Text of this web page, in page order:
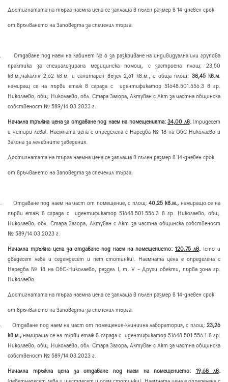
Достигнатата на търга наемна цена се заплаща в пълен размер в 14-дневен срок
от връчването на Заповедта за спечелил търга.
Отдаване под наем на кабинет № 6 за разкриване на индивидуална или групова
практика за специализирана медицинска помощ, с застроена площ: 23,50
кв.м.,чакалня 2,62 кв.м, и санитарен възел 2,61 кв.м., с обща площ: 38,45 кв.м.
намиращ се на първи етаж в сграда с идентификатор 51648.501.556.3 в гр.
Николаево, общ. Николаево, обл. Стара Загора, Актуван с Акт за частна общинска
собственост № 589/14.03.2023 г.
Начална тръжна цена за отдаване под наем на помещенията:34,00 лв.(тридесет
и четири лева). Наемната цена е определена с Наредба № 18 на ОбС-Николаево и
Закона за лечебните заведения.
Достигнатата на търга наемна цена се заплаща в пълен размер в 14-дневен срок
от връчването на Заповедта за спечелил търга.
Отдаване под наем на част от помещение, с площ:40,25 кв.м., намиращо се на
първи етаж в сграда с идентификатор 51648.501.556.3 в гр. Николаево, общ.
Николаево, обл. Стара Загора, Актуван с Акт за частна общинска собственост
№ 589/14.03.2023 г.
Начална тръжна цена за отдаване под наем на помещението: 120,75 лв. (сто и
двадесет лева и седемдесет и пет стотинки). Наемната цена е определена с
Наредба № 18 на ОбС-Николаево, раздел I,т.V – Други обекти, първа зона гр.
Николаево.
Достигнатата на търга наемна цена се заплаща в пълен размер в 14-дневен срок
от връчването на Заповедта за спечелил търга.
Отдаване под наем на част от помещение-клинична лаборатория, с площ: 23,26
кв.м., намираща се на първи етаж в сграда с идентификатор 51648.501.556.1 в гр.
Николаево, общ. Николаево, обл. Стара Загора, Актуван с Акт за частна общинска
собственост № 589/14.03.2023 г.
Начална тръжна цена за отдаване под наем на помещението: 19,68 лв.